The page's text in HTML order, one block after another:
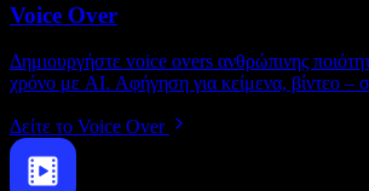
Voice Over
Δημιουργήστε voice overs ανθρώπινης
χρόνο με AI. Αφήγηση για κείμενα, βίντεο –
Δείτε το Voice Over